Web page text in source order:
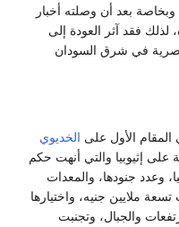
وبخاصة بعد أن وصلته أخبار
فقد آثر العودة إلى
في شرق السودان
المقام الأول على الخديوي
على إثيوبيا والتي أنهت حكم
وعدد جنودها، والمعدات
ملايين جنيه، واختيارها
والجبال، وتجنبت